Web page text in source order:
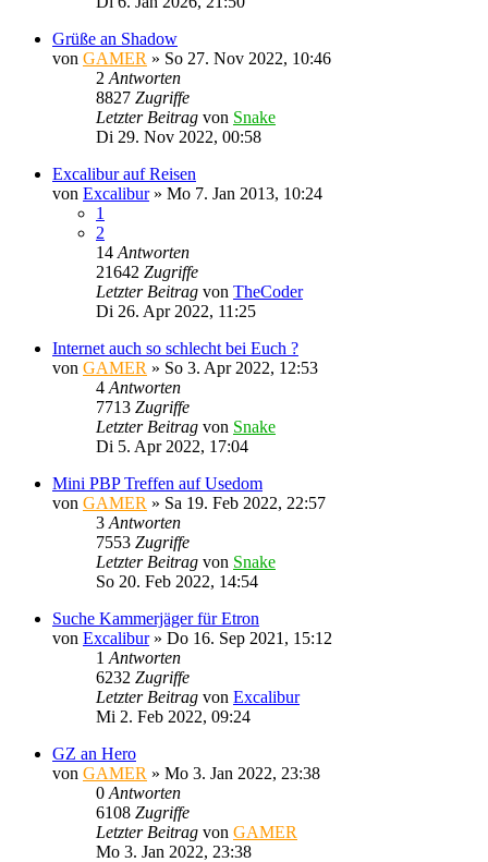
Grüße an Shadow
von GAMER » So 27. Nov 2022, 10:46
2 Antworten
8827 Zugriffe
Letzter Beitrag von Snake
Di 29. Nov 2022, 00:58
Excalibur auf Reisen
von Excalibur» Mo 7. Jan 2013, 10:24
1
2
14 Antworten
21642 Zugriffe
Letzter Beitrag von TheCoder
Di 26. Apr 2022, 11:25
Internet auch so schlecht bei Euch ?
von GAMER » So 3. Apr 2022, 12:53
4 Antworten
7713 Zugriffe
Letzter Beitrag von Snake
Di 5. Apr 2022, 17:04
Mini PBP Treffen auf Usedom
von GAMER » Sa 19. Feb 2022, 22:57
3 Antworten
7553 Zugriffe
Letzter Beitrag von Snake
So 20. Feb 2022, 14:54
Suche Kammerjäger für Etron
von Excalibur» Do 16. Sep 2021, 15:12
1 Antworten
6232 Zugriffe
Letzter Beitrag von Excalibur
Mi 2. Feb 2022, 09:24
GZ an Hero
von GAMER » Mo 3. Jan 2022, 23:38
0 Antworten
6108 Zugriffe
Letzter Beitrag von GAMER
Mo 3. Jan 2022, 23:38